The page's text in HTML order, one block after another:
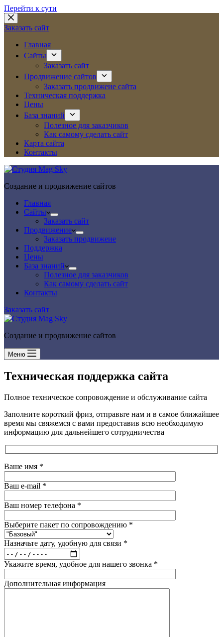
Перейти к сути
Заказать сайт
Главная
Сайты
Заказать сайт
Продвижение сайтов
Заказать продвижеие сайта
Техническая поддержка
Цены
База знаний
Полезное для заказчиков
Как самому сделать сайт
Карта сайта
Контакты
Создание и продвижение сайтов
Главная
Сайты
Заказать сайт
Продвижение
Заказать продвижеие
Поддержка
Цены
База знаний
Полезное для заказчиков
Как самому сделать сайт
Контакты
Заказать сайт
Создание и продвижение сайтов
Меню
Техническая поддержка сайта
Полное техническое сопровождение и обслуживание сайта
Заполните короткий фриз, отправьте нам и в самое ближайшее
время мы свяжемся с вами предоставив всю необходимую
информацию для дальнейшего сотрудничества
Ваше имя *
Ваш e-mail *
Ваш номер телефона *
Выберите пакет по сопровождению *
Назначьте дату, удобную для связи *
Укажите время, удобное для нашего звонка *
Дополнительная информация